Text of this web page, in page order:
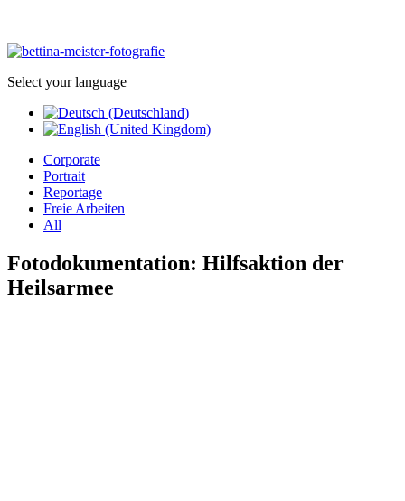
Select your language
Corporate
Portrait
Reportage
Freie Arbeiten
All
Fotodokumentation: Hilfsaktion der
Heilsarmee